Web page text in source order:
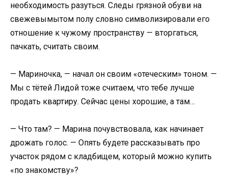
необходимость разуться. Следы грязной обуви на
свежевымытом полу словно символизировали его
отношение к чужому пространству — вторгаться,
пачкать, считать своим.
— Мариночка, — начал он своим «отеческим» тоном. —
Мы с тётей Лидой тоже считаем, что тебе лучше
продать квартиру. Сейчас цены хорошие, а там…
— Что там? — Марина почувствовала, как начинает
дрожать голос. — Опять будете рассказывать про
участок рядом с кладбищем, который можно купить
«по знакомству»?